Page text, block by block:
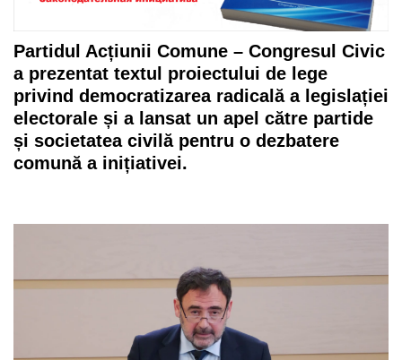
Partidul Acțiunii Comune – Congresul Civic
a prezentat textul proiectului de lege
privind democratizarea radicală a legislației
electorale și a lansat un apel către partide
și societatea civilă pentru o dezbatere
comună a inițiativei.